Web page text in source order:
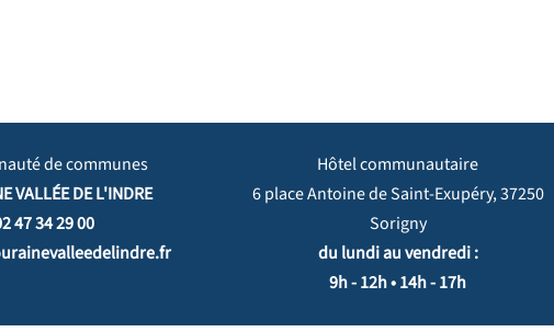
de communes
VALLÉE DE L'INDRE
47 34 29 00
Hôtel communautaire
6 place Antoine de Saint-Exupéry, 37250
Sorigny
du lundi au vendredi :
9h - 12h • 14h - 17h